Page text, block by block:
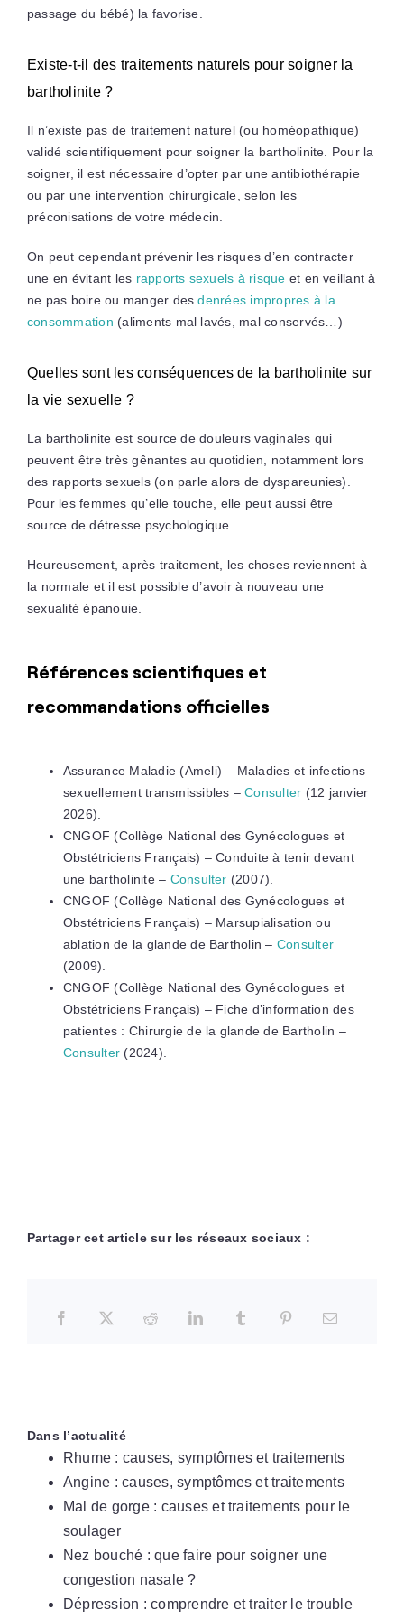
passage du bébé) la favorise.
Existe-t-il des traitements naturels pour soigner la
bartholinite ?
Il n’existe pas de traitement naturel (ou homéopathique)
validé scientifiquement pour soigner la bartholinite. Pour la
soigner, il est nécessaire d’opter par une antibiothérapie
ou par une intervention chirurgicale, selon les
préconisations de votre médecin.
On peut cependant prévenir les risques d’en contracter
une en évitant les rapports sexuels à risque et en veillant à
ne pas boire ou manger desdenrées impropres à la
consommation (aliments mal lavés, mal conservés…)
Quelles sont les conséquences de la bartholinite sur
la vie sexuelle ?
La bartholinite est source de douleurs vaginales qui
peuvent être très gênantes au quotidien, notamment lors
des rapports sexuels (on parle alors de dyspareunies).
Pour les femmes qu’elle touche, elle peut aussi être
source de détresse psychologique.
Heureusement, après traitement, les choses reviennent à
la normale et il est possible d’avoir à nouveau une
sexualité épanouie.
Références scientifiques et
recommandations officielles
Assurance Maladie (Ameli) – Maladies et infections
sexuellement transmissibles –Consulter (12 janvier
2026).
CNGOF (Collège National des Gynécologues et
Obstétriciens Français) – Conduite à tenir devant
une bartholinite – Consulter (2007).
CNGOF (Collège National des Gynécologues et
Obstétriciens Français) – Marsupialisation ou
ablation de la glande de Bartholin – Consulter
(2009).
CNGOF (Collège National des Gynécologues et
Obstétriciens Français) – Fiche d’information des
patientes : Chirurgie de la glande de Bartholin –
Consulter (2024).
Partager cet article sur les réseaux sociaux :
Dans l’actualité
Rhume : causes, symptômes et traitements
Angine : causes, symptômes et traitements
Mal de gorge : causes et traitements pour le
soulager
Nez bouché : que faire pour soigner une
congestion nasale ?
Dépression : comprendre et traiter le trouble